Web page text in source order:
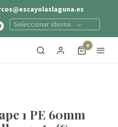
Seleccionar idioma
0
1 PE 60mm